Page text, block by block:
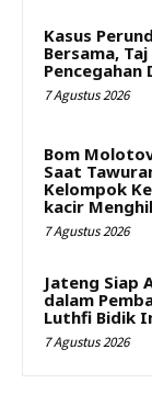
Kasus
Bersama,
Pencegahan
7 Agustus 2026
Bom
Saat
Kelompok
kacir
7 Agustus 2026
Jateng Siap
dalam
Luthfi Bidik
7 Agustus 2026